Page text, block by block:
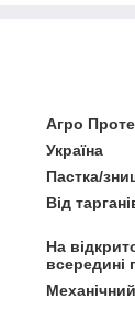
Агро
Україна
Пастка/
Від
На
всередині
Механічний